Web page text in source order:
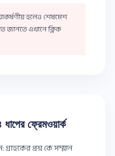
হলেও শেষমেশ
জানতে এখানে ক্লিক
ফ্রেমওয়ার্ক
গ্রাহকের প্রশ্ন কে সম্মান